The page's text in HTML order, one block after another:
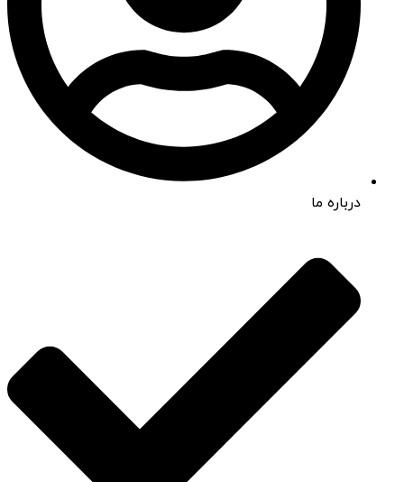
درباره ما